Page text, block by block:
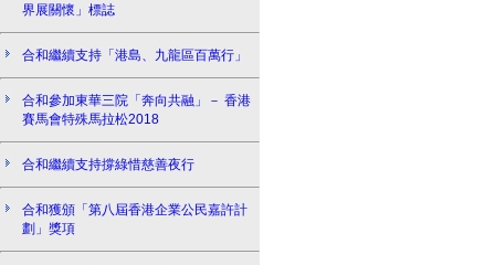
界展關懷」標誌
合和繼續支持「港島、九龍區百萬行」
合和參加東華三院「奔向共融」－ 香港
賽馬會特殊馬拉松2018
合和繼續支持撐綠惜慈善夜行
合和獲頒「第八屆香港企業公民嘉許計
劃」獎項